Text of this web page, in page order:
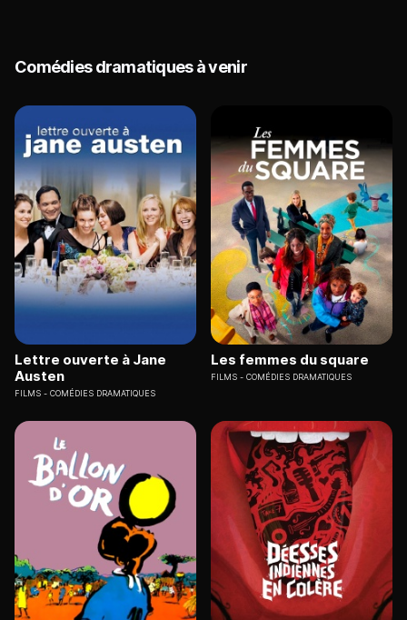
Comédies dramatiques à venir
Lettre ouverte à Jane
Austen
FILMS COMÉDIES DRAMATIQUES
Les femmes du square
FILMS COMÉDIES DRAMATIQUES